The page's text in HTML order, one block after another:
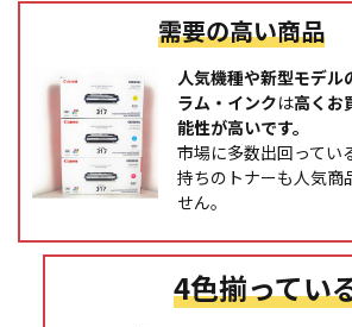
需要の高い商品
人気機種や新型モデル
ラム・インクは高くお
能性が高いです。
市場に多数出回ってい
持ちのトナーも人気商
せん。
4色揃ってい